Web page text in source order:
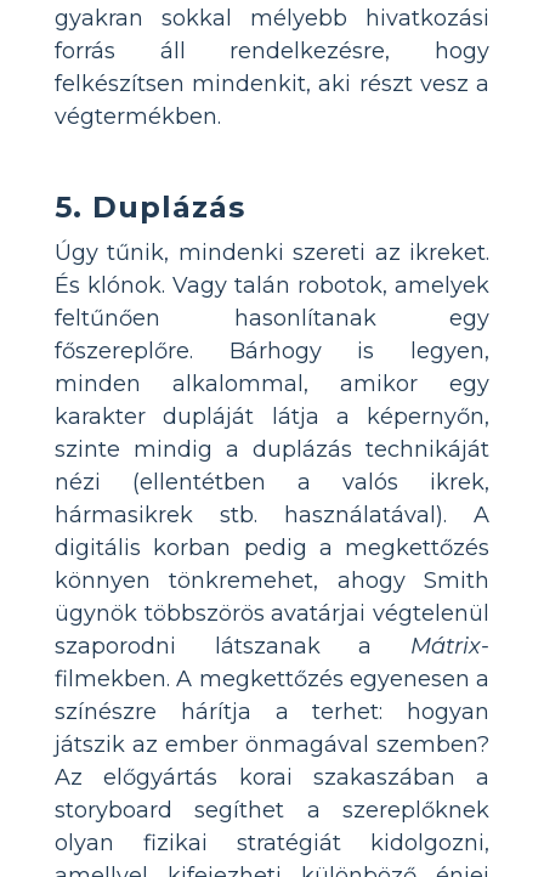
gyakran sokkal mélyebb hivatkozási
forrás áll rendelkezésre, hogy
felkészítsen mindenkit, aki részt vesz a
végtermékben.
5. Duplázás
Úgy tűnik, mindenki szereti az ikreket.
És klónok. Vagy talán robotok, amelyek
feltűnően hasonlítanak egy
főszereplőre. Bárhogy is legyen,
minden alkalommal, amikor egy
karakter dupláját látja a képernyőn,
szinte mindig a duplázás technikáját
nézi (ellentétben a valós ikrek,
hármasikrek stb. használatával). A
digitális korban pedig a megkettőzés
könnyen tönkremehet, ahogy Smith
ügynök többszörös avatárjai végtelenül
szaporodni látszanak a Mátrix-
filmekben. A megkettőzés egyenesen a
színészre hárítja a terhet: hogyan
játszik az ember önmagával szemben?
Az előgyártás korai szakaszában a
storyboard segíthet a szereplőknek
olyan fizikai stratégiát kidolgozni,